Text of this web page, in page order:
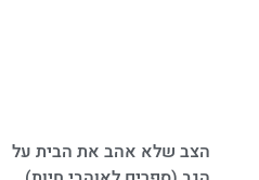
הצב שלא אהב את הבית על